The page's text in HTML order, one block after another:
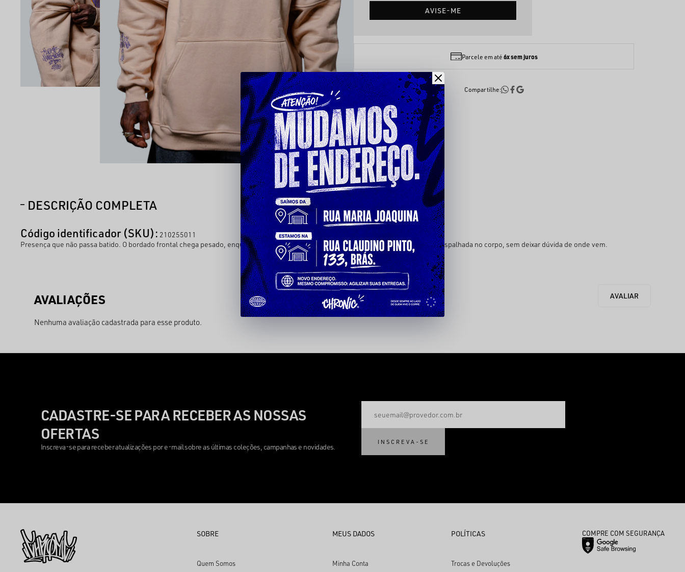
AVISE-ME
Parcele em até 6x sem juros
Compartilhe:
DESCRIÇÃO COMPLETA
Código identificador (SKU): 210255011
Presença que não passa batido. O bordado frontal chega pesado, enquanto a manga carrega o detalhe que fecha a peça — identidade espalhada no corpo, sem deixar dúvida de onde vem.
Nenhuma avaliação cadastrada para esse produto.
CADASTRE-SE PARA RECEBER AS NOSSAS
OFERTAS
Inscreva-se para receber atualizações por e-mail sobre as últimas coleções, campanhas e novidades.
INSCREVA-SE
SOBRE
Quem Somos
MEUS DADOS
Minha Conta
POLÍTICAS
Trocas e Devoluções
COMPRE COM SEGURANÇA